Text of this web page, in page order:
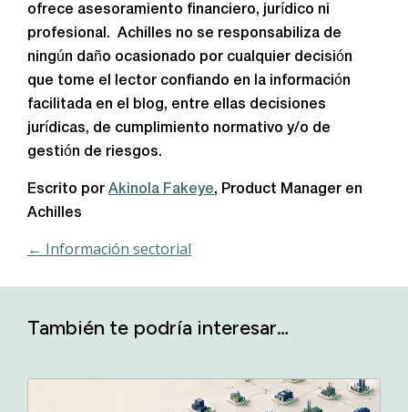
ofrece asesoramiento financiero, jurídico ni
profesional. Achilles no se responsabiliza de
ningún daño ocasionado por cualquier decisión
que tome el lector confiando en la información
facilitada en el blog, entre ellas decisiones
jurídicas, de cumplimiento normativo y/o de
gestión de riesgos.
Escrito por Akinola Fakeye, Product Manager en
Achilles
← Información sectorial
También te podría interesar…